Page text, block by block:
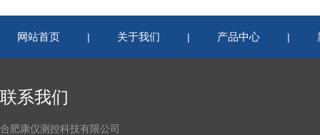
网站首页 | 关于我们 | 产品中心 |
联系我们
合肥康仪测控科技有限公司